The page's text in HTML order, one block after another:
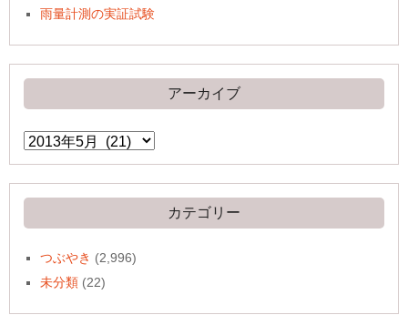
雨量計測の実証試験
アーカイブ
ア
ー
イ
ブ
カテゴリー
つぶやき (2,996)
未分類 (22)